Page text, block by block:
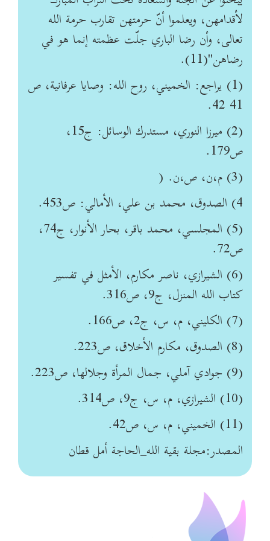
لأقدامهن، ويعلموا أنّ حرمتهن تقارب حرمة الله
تعالى، وأن رضا الباري جلّت عظمته إنما هو في
رضاهن"(11).
(1) يراجع: الخميني، روح الله: وصايا عرفانية، ص
41 42.
(2) ميرزا النوري، مستدرك الوسائل: ج‏15،
ص‏179.
(3) م،ن، ص،ن. (
4) الصدوق، محمد بن علي، الأمالي: ص‏453.
(5) المجلسي، محمد باقر، بحار الأنوار، ج‏74،
ص‏72.
(6) الشيرازي، ناصر مكارم، الأمثل في تفسير
كتاب الله المنزل، ج‏9، ص‏316.
(7) الكليني، م، س، ج‏2، ص‏166.
(8) الصدوق، مكارم الأخلاق، ص‏223.
(9) جوادي آملي، جمال المرأة وجلالها، ص‏223.
(10) الشيرازي، م، س، ج‏9، ص‏314.
(11) الخميني، م، س، ص‏42.
المصدر:مجلة بقية الله_الحاجة أمل قطان